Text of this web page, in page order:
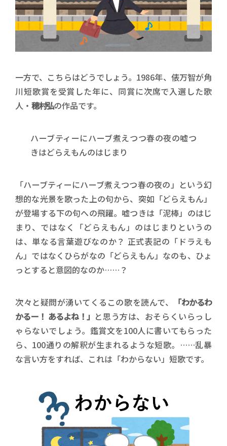
一方で、こちらはどうでしょう。1986年、俵万智が角
川短歌賞を受賞した年に、同賞に次席で入選した歌
人・ 穂村弘の作品です。
ハーブティーにハーブ煮えつつ春の夜の嘘つ
きはどらえもんのはじまり
「ハーブティーにハーブ煮えつつ春の夜の」という幻
想的な光景を歌った上の句から、突如「どらえもん」
が登場する下の句への飛躍。嘘つきは「泥棒」のはじ
まり、ではなく「どらえもん」のはじまりというの
は、単なる言葉遊びなのか？ 正式表記の「ドラえも
ん」ではなくひらがなの「どらえもん」なのも、ひょ
っとすると意図的なのか……？
次々と疑問が湧いてくるこの歌を読んで、
「わかるわ
かるー！ あるよね！」 と思う方は、おそらくいらっし
ゃらないでしょう。鑑賞文を100人に書いてもらった
ら、100通りの解釈が生まれるような短歌。……乱暴
な言い方をすれば、これは「わからない」短歌です。